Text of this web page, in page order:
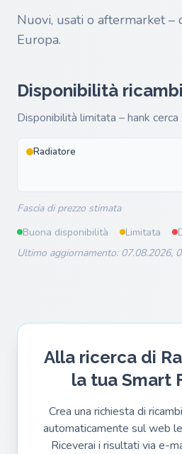
Nuovi, usati o aftermarket
Europa.
Disponibilità ricambi
Disponibilità limitata – hank
Radiatore
Fascia di prezzo stimata
Buona disponibilità
Limitata
Ultimo aggiornamento: 07.08.2026,
Alla ricerca di
la tua Smart
Crea una richiesta di
automaticamente sul web
Riceverai i risultati via e-